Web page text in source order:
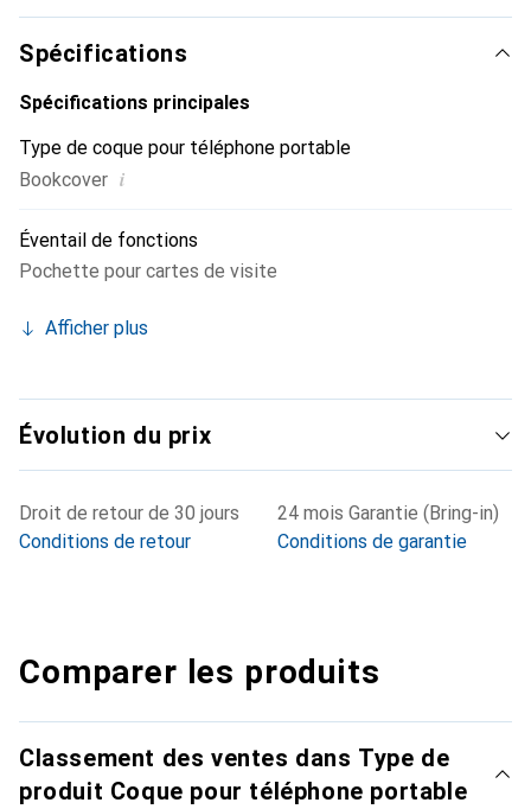
marque Noreve est un choix sûr pour une clientèle
exigeante.
Spécifications
Spécifications principales
Type de coque pour téléphone portable
Bookcover i
Éventail de fonctions
Pochette pour cartes de visite
Afficher plus
Évolution du prix
Droit de retour de 30 jours
Conditions de retour
24 mois Garantie (Bring-in)
Conditions de garantie
Comparer les produits
Classement des ventes dans Type de
produit Coque pour téléphone portable